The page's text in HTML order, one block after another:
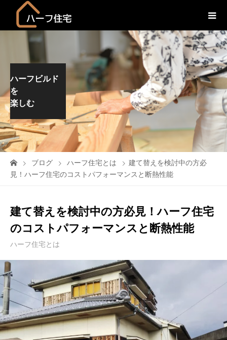
ハーフビルド
を
楽しむ
ブログ ハーフ住宅とは
建て替えを検討中の方必
見！ハーフ住宅のコストパフォーマンスと断熱性能
建て替えを検討中の方必見！ハーフ住宅
のコストパフォーマンスと断熱性能
ハーフ住宅とは